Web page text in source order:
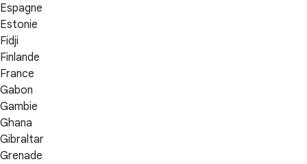
Espagne
Estonie
Fidji
Finlande
France
Gabon
Gambie
Ghana
Gibraltar
Grenade